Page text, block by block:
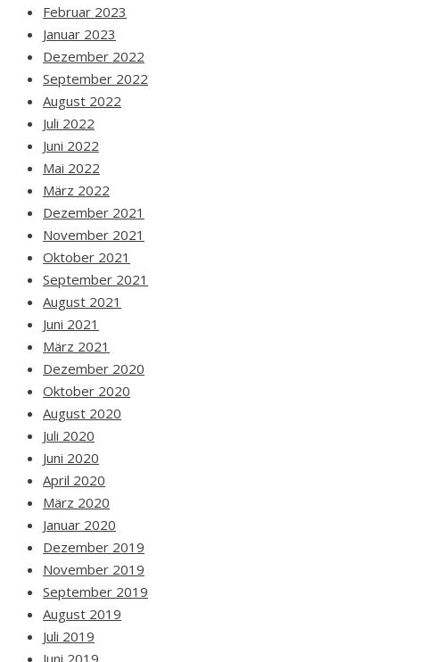
Februar 2023
Januar 2023
Dezember 2022
September 2022
August 2022
Juli 2022
Juni 2022
Mai 2022
März 2022
Dezember 2021
November 2021
Oktober 2021
September 2021
August 2021
Juni 2021
März 2021
Dezember 2020
Oktober 2020
August 2020
Juli 2020
Juni 2020
April 2020
März 2020
Januar 2020
Dezember 2019
November 2019
September 2019
August 2019
Juli 2019